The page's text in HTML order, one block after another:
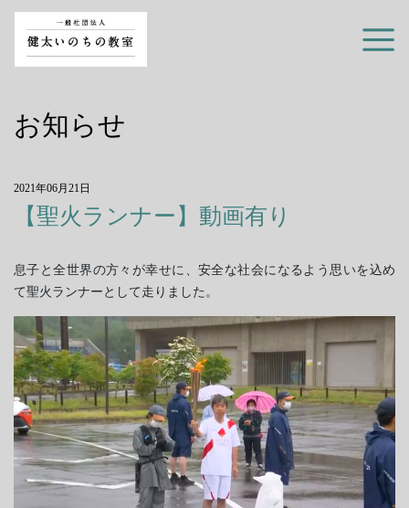
お知らせ
2021年06月21日
【聖火ランナー】動画有り
息子と全世界の方々が幸せに、安全な社会になるよう思いを込め
て聖火ランナーとして走りました。